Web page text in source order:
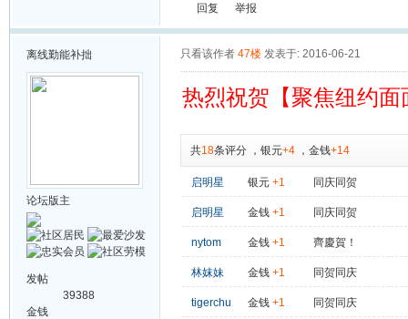
回复 举报
离线勤能补拙
论坛版主
发帖
39388
金钱
只看该作者 47楼 发表于: 2016-06-21
热烈祝贺【聚焦纽约
共18条评分 ， 银元+4 ， 金钱+14
启明星 银元 +1 同庆同贺
启明星 金钱 +1 同庆同贺
nytom 金钱 +1 齊慶賀！
林妺妹 金钱 +1 同贺同庆
tigerchu 金钱 +1 同贺同庆